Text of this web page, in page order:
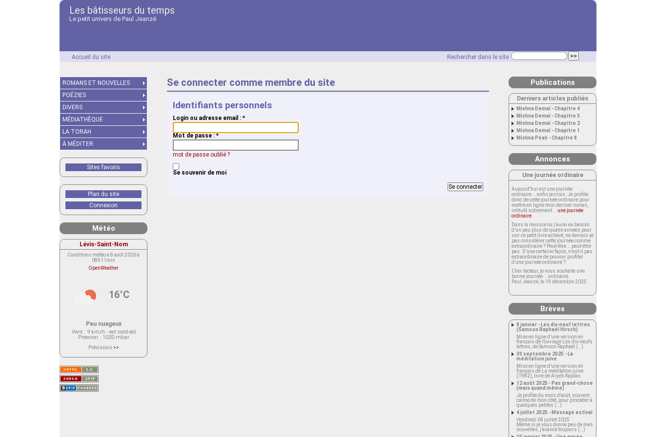
Les bâtisseurs du temps
Le petit univers de Paul Jeanzé
Rechercher dans le site
Accueil du site
Se connecter comme membre du site
Identifiants personnels
Login ou adresse email : *
Mot de passe :*
mot de passe oublié ?
Se souvenir de moi
ROMANS ET NOUVELLES
POÉZIES
DIVERS
MÉDIATHÈQUE
LA TORAH
À MÉDITER
Sites favoris
Plan du site
Connexion
Météo
Lévis-Saint-Nom
Conditions météo à 8 août 2026 à
08h11min
OpenWeather
16°C
Peu nuageux
Vent: 9 km/h - est nord-est
Pression : 1020 mbar
Prévisions >>
actuellement aucune prévision
Saint-Nom.
Veuillez consulter le message du
service ci-dessous.
(401 - Invalid API key. Please see
https://openweathermap.org/faq#error401
Publications
Derniers articles publiés
Mishna Demaï - Chapitre 4
Mishna Demaï - Chapitre 3
Mishna Demaï - Chapitre 2
Mishna Demaï - Chapitre 1
Mishna Péah - Chapitre 8
Annonces
Une journée ordinaire
Aujourd’hui est une journée
ordinaire... enfin je crois. Je profite
donc de cette journée ordinaire pour
mettre en ligne mon dernier roman,
intitulé sobrement... une journée
ordinaire
Dans la mesure où j’aurai eu besoin
d’un peu plus de quatre années pour
voir ce petit livre achevé, ne devrais-je
pas considérer cette journée comme
extraordinaire ? Peut-être... peut-être
pas. D’une certaine façon, n’est-il pas
extraordinaire de pouvoir profiter
d’une journée ordinaire ?
Cher lecteur, je vous souhaite une
bonne journée... ordinaire.
Paul Jeanzé, le 19 décembre 2025
Brèves
8 janvier - Les dix-neuf lettres
(Samson Raphaël Hirsch)
Mise en ligne d’une version en
français de l’ouvrage Les dix-neufs
lettres, de Samson Raphaël (…)
30 septembre 2025 - La
méditation juive
Mise en ligne d’une version en
français de La méditation juive
(1982), livre de Aryeh Kaplan.
12 août 2025 - Pas grand-chose
(mais quand même)
Je profite du mois d’août, souvent
calme de mon côté, pour procéder à
quelques petites (…)
4 juillet 2025 - Message estival
Vendredi 04 juillet 2025
Même si je vous donne peu de mes
nouvelles, j’avance toujours (…)